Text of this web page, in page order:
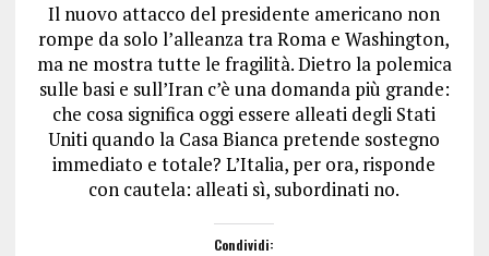
Il nuovo attacco del presidente americano non
rompe da solo l’alleanza tra Roma e Washington,
ma ne mostra tutte le fragilità. Dietro la polemica
sulle basi e sull’Iran c’è una domanda più grande:
che cosa significa oggi essere alleati degli Stati
Uniti quando la Casa Bianca pretende sostegno
immediato e totale? L’Italia, per ora, risponde
con cautela: alleati sì, subordinati no.
Condividi: